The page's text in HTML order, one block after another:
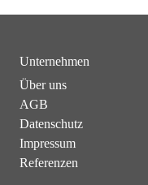
Unternehmen
Über uns
AGB
Datenschutz
Impressum
Referenzen